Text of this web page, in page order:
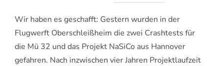
Wir haben es geschafft: Gestern wurden in der
Flugwerft Oberschleißheim die zwei Crashtests für
die Mü 32 und das Projekt NaSiCo aus Hannover
gefahren. Nach inzwischen vier Jahren Projektlaufzeit